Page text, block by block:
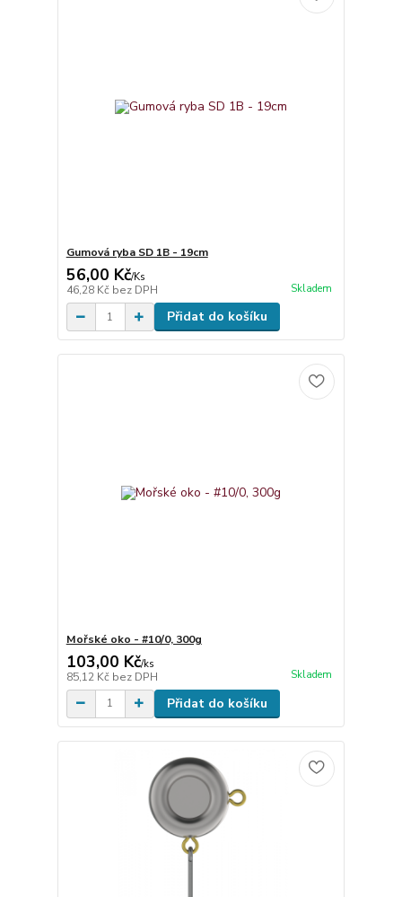
Gumová ryba SD 1B - 19cm
56,00 Kč/Ks
46,28 Kč bez DPH Skladem
Přidat do košíku
Mořské oko - #10/0, 300g
103,00 Kč/ks
85,12 Kč bez DPH Skladem
Přidat do košíku